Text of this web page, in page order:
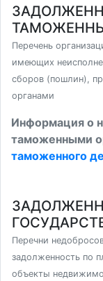
Перечень
имеющих
сборов (пошлин),
органами
Информация о
таможенными
таможенного
Перечни
задолженность по
объекты